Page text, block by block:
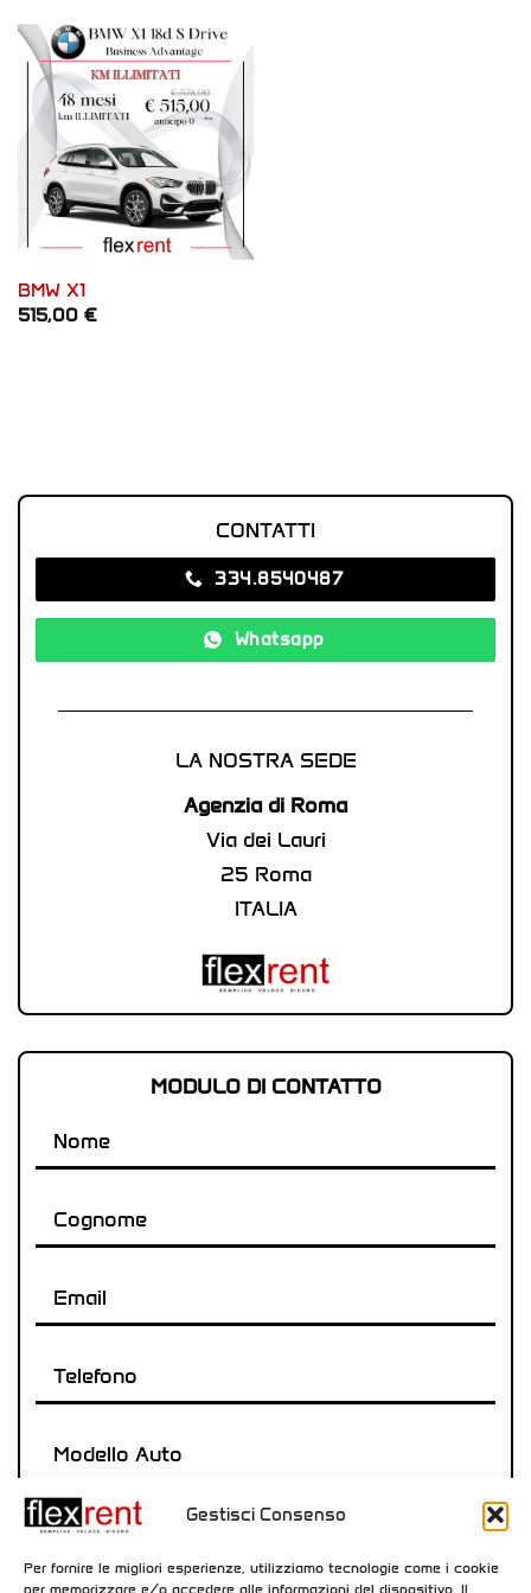
Gestisci Consenso
Per fornire le migliori esperienze, utilizziamo tecnologie come i cookie
per memorizzare e/o accedere alle informazioni del dispositivo. Il
BMW X1
515,00 €
CONTATTI
334.8540487‬
Whatsapp
LA NOSTRA SEDE
Agenzia di Roma
Via dei Lauri
25 Roma
ITALIA
MODULO DI CONTATTO